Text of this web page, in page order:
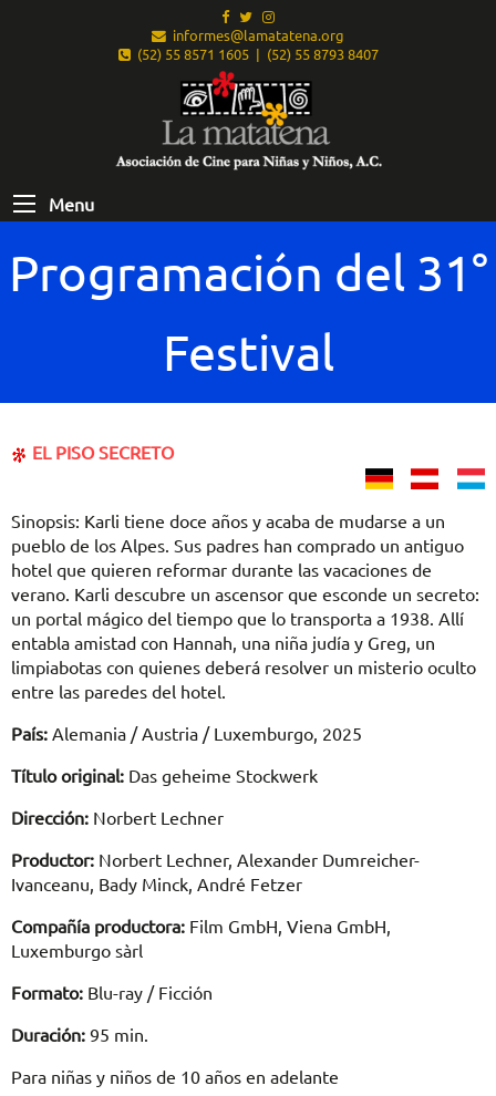
informes@lamatatena.org
(52) 55 8571 1605 | (52) 55 8793 8407
Menu
Programación del 31°
Festival
EL PISO SECRETO
Sinopsis: Karli tiene doce años y acaba de mudarse a un
pueblo de los Alpes. Sus padres han comprado un antiguo
hotel que quieren reformar durante las vacaciones de
verano. Karli descubre un ascensor que esconde un secreto:
un portal mágico del tiempo que lo transporta a 1938. Allí
entabla amistad con Hannah, una niña judía y Greg, un
limpiabotas con quienes deberá resolver un misterio oculto
entre las paredes del hotel.
País: Alemania / Austria / Luxemburgo, 2025
Título original: Das geheime Stockwerk
Dirección: Norbert Lechner
Productor: Norbert Lechner, Alexander Dumreicher-
Ivanceanu, Bady Minck, André Fetzer
Compañía productora: Film GmbH, Viena GmbH,
Luxemburgo sàrl
Formato: Blu-ray / Ficción
Duración: 95 min.
Para niñas y niños de 10 años en adelante